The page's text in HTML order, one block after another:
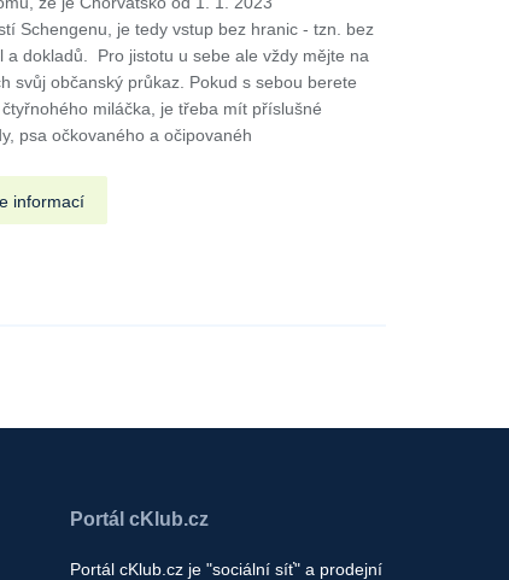
Schengenu, je tedy vstup bez hranic - tzn. bez
a dokladů. Pro jistotu u sebe ale vždy mějte na
svůj občanský průkaz. Pokud s sebou berete
miláčka, je třeba mít příslušné
psa očkovaného a očipovanéh
informací
Portál cKlub.cz
Portál cKlub.cz je "sociální síť" a prodejní